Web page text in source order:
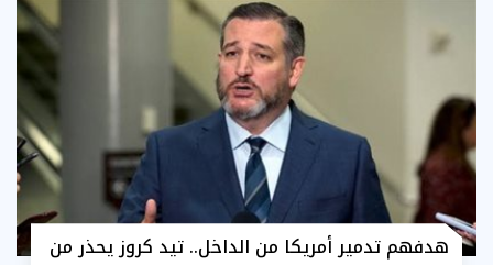
هدفهم تدمير أمريكا من الداخل.. تيد كروز يحذر من